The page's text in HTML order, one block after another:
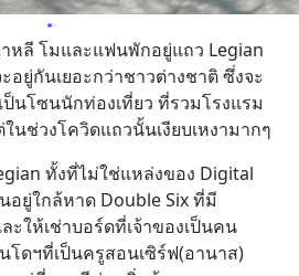
หลี โมและแฟนพักอยู่แถว Legian
อยู่กันเยอะกว่าชาวต่างชาติ ซึ่งจะ
นโซนนักท่องเที่ยว ที่รวมโรงแรม
นช่วงโควิดแถวนั้นเงียบเหงามากๆ
ทั้งที่ไม่ใช่แหล่งของ Digital
อยู่ใกล้หาด Double Six ที่มี
ะให้เช่าบอร์ดที่เจ้าของเป็นคน
ดฯที่เป็นครูสอนเซิร์ฟ(อานาส)